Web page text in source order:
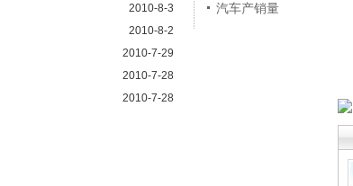
2010-8-3
2010-8-2
2010-7-29
2010-7-28
2010-7-28
汽车产销量